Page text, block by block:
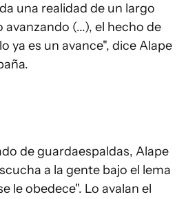
una realidad de un largo
(...), el hecho de
ya es un avance", dice Alape
de guardaespaldas, Alape
a la gente bajo el lema
le obedece". Lo avalan el